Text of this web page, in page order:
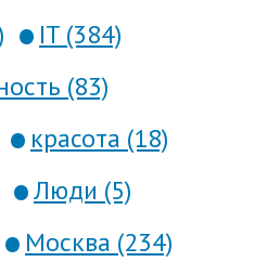
IT (384)
(83)
красота (18)
Люди (5)
Москва (234)